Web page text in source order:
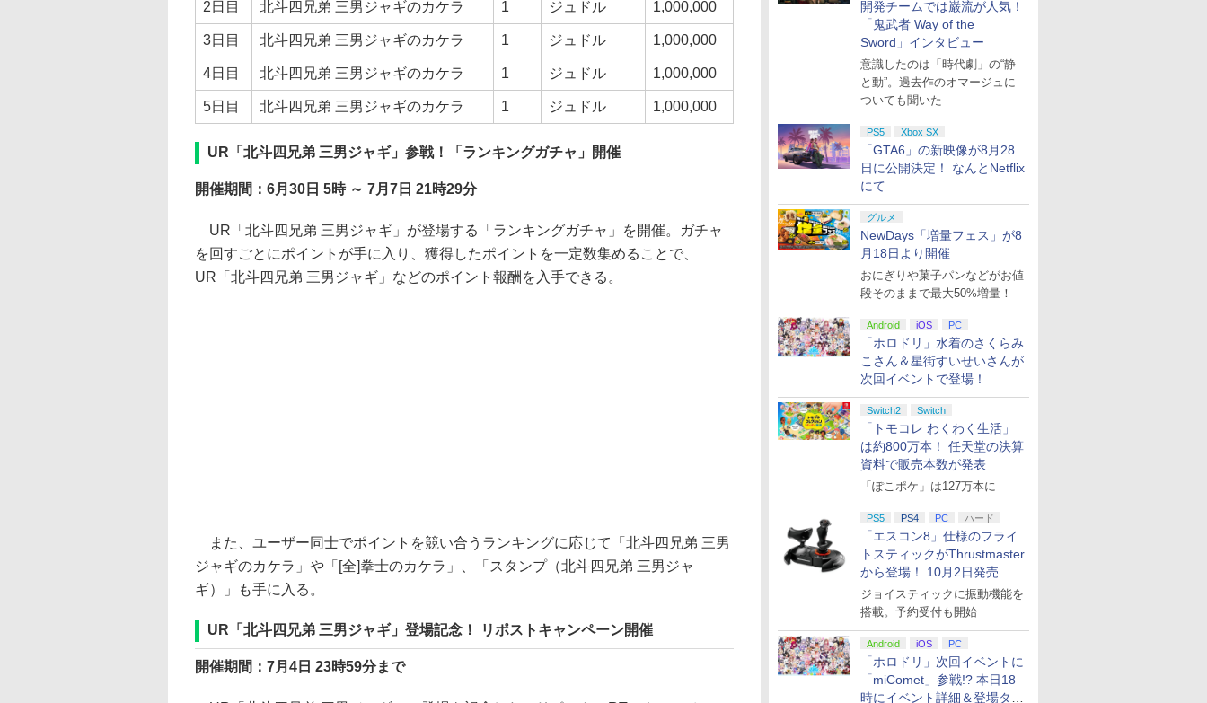
開発チームでは巌流が人気！
「鬼武者 Way of the
Sword」インタビュー
意識したのは「時代劇」の“静
と動”。過去作のオマージュに
ついても聞いた
PS5 Xbox SX
「GTA6」の新映像が8月28
日に公開決定！ なんとNetflix
にて
グルメ
NewDays「増量フェス」が8
月18日より開催
おにぎりや菓子パンなどがお値
段そのままで最大50%増量！
Android iOS PC
「ホロドリ」水着のさくらみ
こさん＆星街すいせいさんが
次回イベントで登場！
Switch2 Switch
「トモコレ わくわく生活」
は約800万本！ 任天堂の決算
資料で販売本数が発表
「ぽこポケ」は127万本に
PS5 PS4 PC ハード
「エスコン8」仕様のフライ
トスティックがThrustmaster
から登場！ 10月2日発売
ジョイスティックに振動機能を
搭載。予約受付も開始
Android iOS PC
「ホロドリ」次回イベントに
「miComet」参戦!? 本日18
時にイベント詳細＆登場タレ
2日目 北斗四兄弟 三男ジャギのカケラ 1 ジュドル 1,000,000
3日目 北斗四兄弟 三男ジャギのカケラ 1 ジュドル 1,000,000
4日目 北斗四兄弟 三男ジャギのカケラ 1 ジュドル 1,000,000
5日目 北斗四兄弟 三男ジャギのカケラ 1 ジュドル 1,000,000
UR「北斗四兄弟 三男ジャギ」参戦！「ランキングガチャ」開催
開催期間：6月30日 5時 ～ 7月7日 21時29分
UR「北斗四兄弟 三男ジャギ」が登場する「ランキングガチャ」を開催。ガチャ
を回すごとにポイントが手に入り、獲得したポイントを一定数集めることで、
UR「北斗四兄弟 三男ジャギ」などのポイント報酬を入手できる。
また、ユーザー同士でポイントを競い合うランキングに応じて「北斗四兄弟 三男
ジャギのカケラ」や「[全]拳士のカケラ」、「スタンプ（北斗四兄弟 三男ジャ
ギ）」も手に入る。
UR「北斗四兄弟 三男ジャギ」登場記念！ リポストキャンペーン開催
開催期間：7月4日 23時59分まで